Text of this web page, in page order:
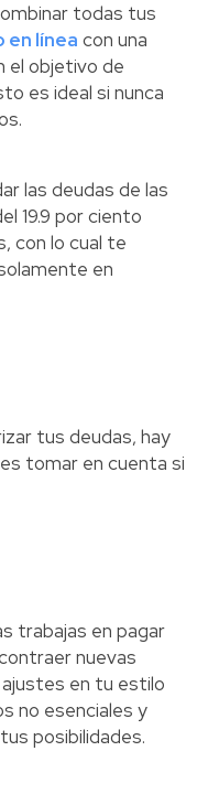
todas tus
en línea con una
el objetivo de
es ideal si nunca
las deudas de las
19.9 por ciento
con lo cual te
en
tus deudas, hay
tomar en cuenta si
trabajas en pagar
nuevas
en tu estilo
no esenciales y
posibilidades.